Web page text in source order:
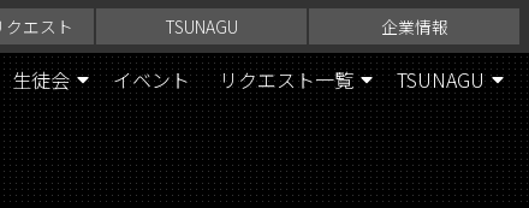
エスト TSUNAGU 企業情報
生徒会 イベント リクエスト一覧 TSUNAGU